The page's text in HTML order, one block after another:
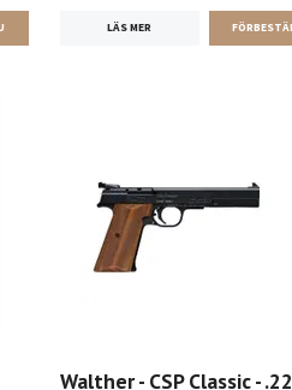
LÄS MER
Walther - CSP Classic - .22